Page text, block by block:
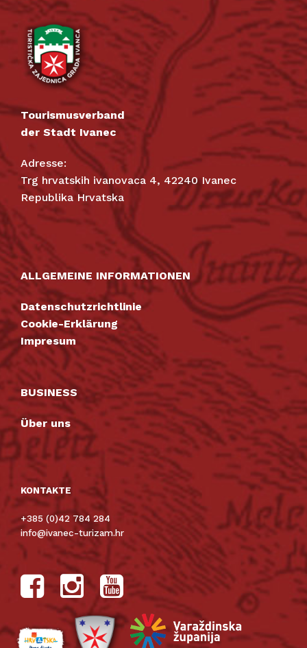
Tourismusverband
der Stadt Ivanec
Adresse:
Trg hrvatskih ivanovaca 4, 42240 Ivanec
Republika Hrvatska
ALLGEMEINE INFORMATIONEN
Datenschutzrichtlinie
Cookie-Erklärung
Impresum
BUSINESS
Über uns
KONTAKTE
+385 (0)42 784 284
info@ivanec-turizam.hr